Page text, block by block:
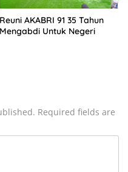
Reuni AKABRI 91 35 Tahun
Mengabdi Untuk Negeri
Required fields are